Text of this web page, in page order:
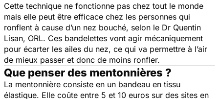
Cette technique ne fonctionne pas chez tout le monde
mais elle peut être efficace chez les personnes qui
ronflent à cause d’un nez bouché, selon le Dr Quentin
Lisan, ORL. Ces bandelettes vont agir mécaniquement
pour écarter les ailes du nez, ce qui va permettre à l’air
de mieux passer et donc de moins ronfler.
Que penser des mentonnières ?
La mentonnière consiste en un bandeau en tissu
élastique. Elle coûte entre 5 et 10 euros sur des sites en